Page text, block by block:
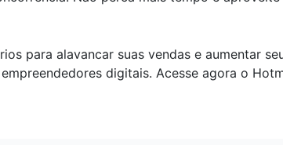
para alavancar suas vendas e aumentar
digitais. Acesse agora o